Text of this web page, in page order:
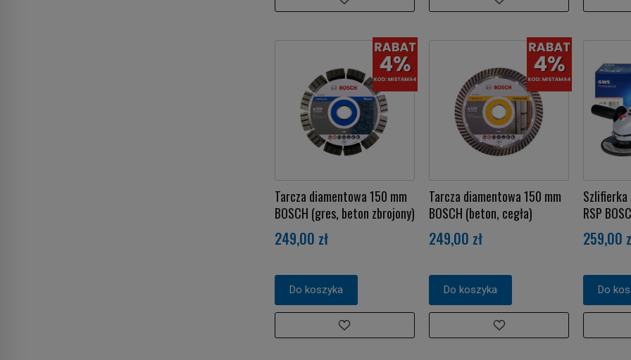
Tarcza diamentowa 150 mm
BOSCH (gres, beton zbrojony)
249,00 zł
Do koszyka
Tarcza diamentowa 150 mm
BOSCH (beton, cegła)
249,00 zł
Do koszyka
Szlifierka
RSP
259,00
Do